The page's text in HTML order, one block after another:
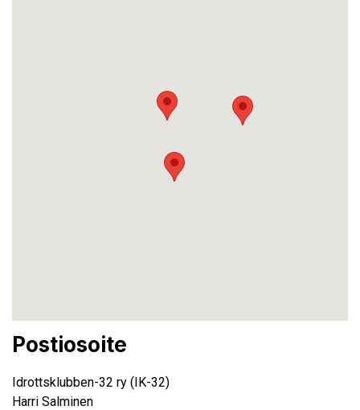
Postiosoite
Idrottsklubben-32 ry (IK-32)
Harri Salminen